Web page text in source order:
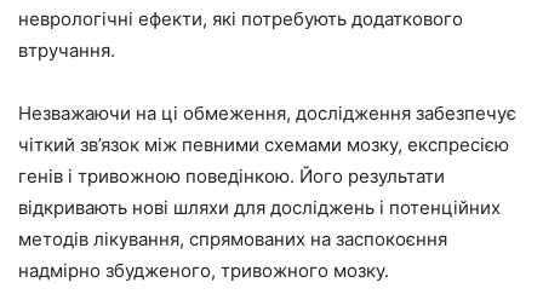
неврологічні ефекти, які потребують додаткового
втручання.
Незважаючи на ці обмеження, дослідження забезпечує
чіткий зв’язок між певними схемами мозку, експресією
генів і тривожною поведінкою. Його результати
відкривають нові шляхи для досліджень і потенційних
методів лікування, спрямованих на заспокоєння
надмірно збудженого, тривожного мозку.